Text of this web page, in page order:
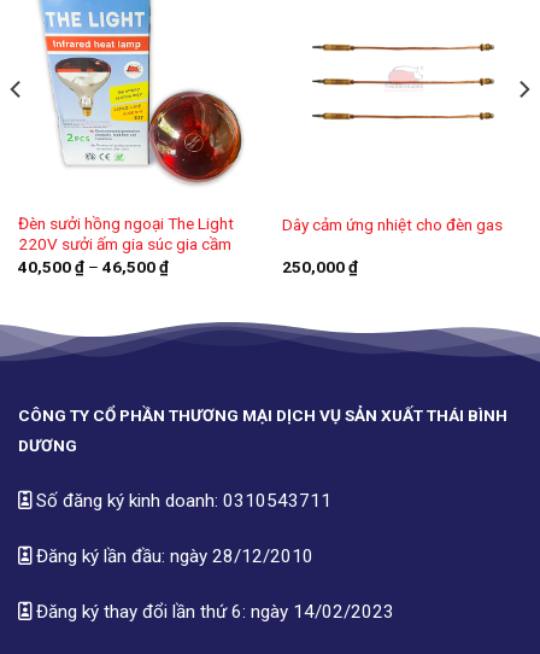
Đèn sưởi hồng ngoại The Light
220V sưởi ấm gia súc gia cầm
40,500₫ – 46,500₫Khoảng
giá:
đến
46,500 ₫
Dây cảm ứng nhiệt cho đèn gas
250,000₫
CÔNG TY CỔ PHẦN THƯƠNG MẠI DỊCH VỤ SẢN XUẤT THÁI BÌNH
DƯƠNG
Số đăng ký kinh doanh: 0310543711
Đăng ký lần đầu: ngày 28/12/2010
Đăng ký thay đổi lần thứ 6: ngày 14/02/2023